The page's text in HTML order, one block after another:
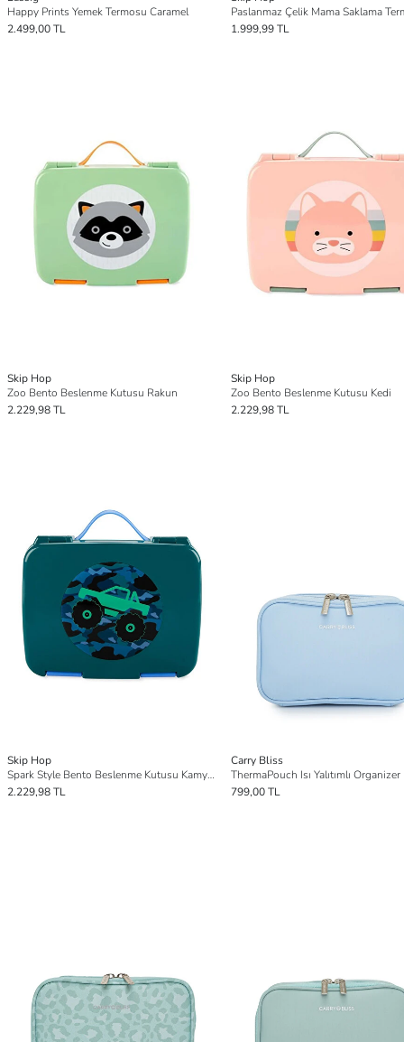
Happy Prints Yemek Termosu Caramel
2.499,00 TL
1.999,99 TL
Skip Hop
Zoo Bento Beslenme Kutusu Rakun
2.229,98 TL
Skip Hop
Zoo Bento Beslenme Kutusu Kedi
2.229,98 TL
Skip Hop
Spark Style Bento Beslenme Kutusu Kamyon
2.229,98 TL
Carry Bliss
799,00 TL